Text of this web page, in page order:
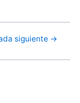
siguiente →